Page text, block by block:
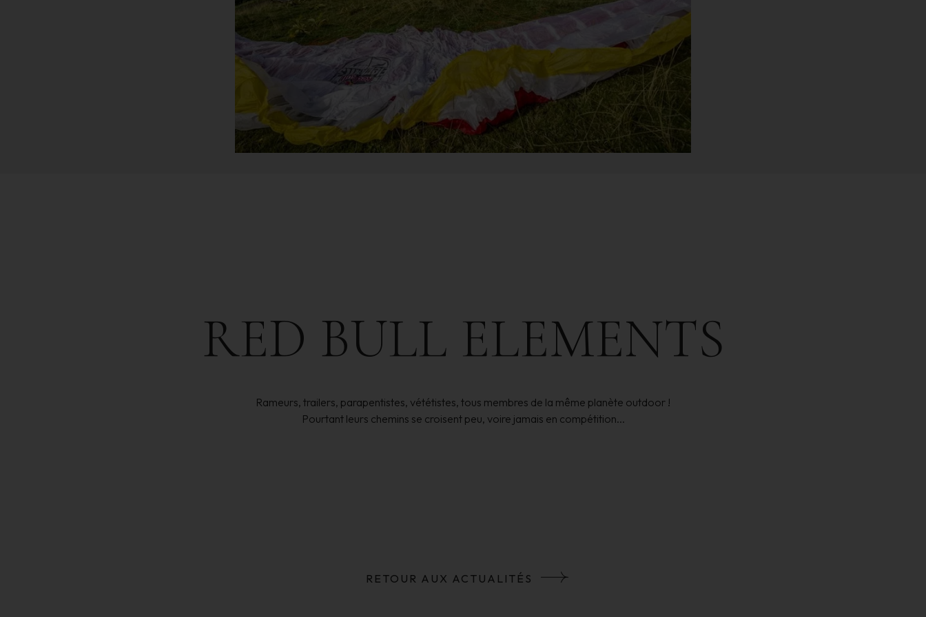
RED BULL ELEMENTS
Rameurs, trailers, parapentistes, vététistes, tous membres de la même planète outdoor !
Pourtant leurs chemins se croisent peu, voire jamais en compétition...
RETOUR AUX ACTUALITÉS